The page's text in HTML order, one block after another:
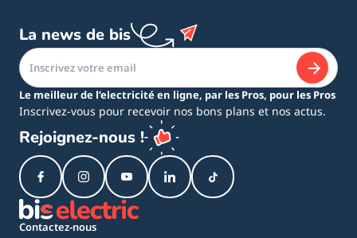
La news de bis
Le meilleur de l’electricité en ligne, par les Pros, pour les Pros
Inscrivez-vous pour recevoir nos bons plans et nos actus.
Rejoignez-nous !
Contactez-nous